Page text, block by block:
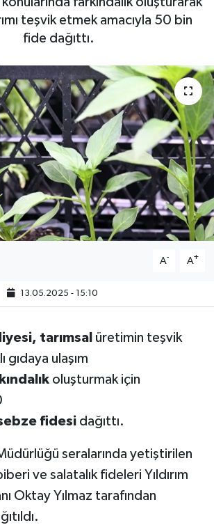
teşvik etmek amacıyla 50 bin
fide dağıttı.
A- A+
13.05.2025 - 15:10
tarımsal üretimin teşvik
gıdaya ulaşım
oluşturmak için
fidesi dağıttı.
seralarında yetiştirilen
ve salatalık fideleri Yıldırım
Oktay Yılmaz tarafından